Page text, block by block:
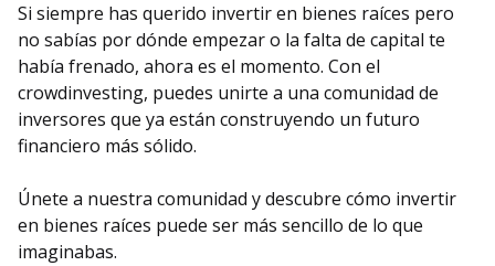
Si siempre has querido invertir en bienes raíces pero
no sabías por dónde empezar o la falta de capital te
había frenado, ahora es el momento. Con el
crowdinvesting, puedes unirte a una comunidad de
inversores que ya están construyendo un futuro
financiero más sólido.
Únete a nuestra comunidad y descubre cómo invertir
en bienes raíces puede ser más sencillo de lo que
imaginabas.